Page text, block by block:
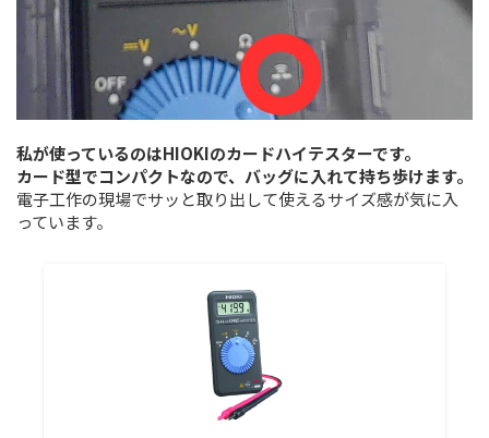
私が使っているのはHIOKIのカードハイテスターです。
カード型でコンパクトなので、バッグに入れて持ち歩けます。
電子工作の現場でサッと取り出して使えるサイズ感が気に入
っています。